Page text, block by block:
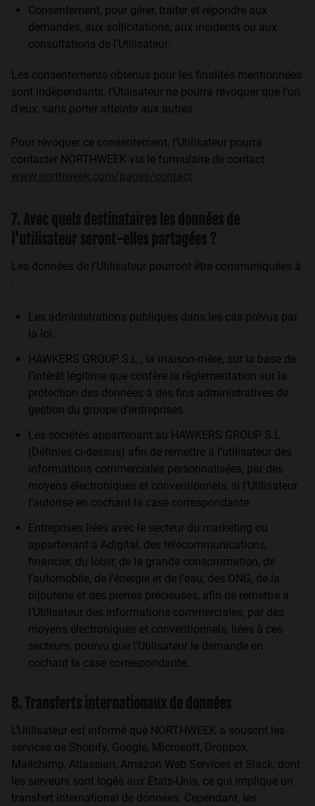
Consentement, pour gérer, traiter et répondre aux
demandes, aux sollicitations, aux incidents ou aux
consultations de l’Utilisateur.
Les consentements obtenus pour les finalités mentionnées
sont indépendants, l’Utilisateur ne pourra révoquer que l’un
d’eux, sans porter atteinte aux autres.
Pour révoquer ce consentement, l’Utilisateur pourra
contacter NORTHWEEK via le formulaire de contact :
www.northweek.com/pages/contact
7. Avec quels destinataires les données de
l’utilisateur seront-elles partagées ?
Les données de l’Utilisateur pourront être communiquées à
Les administrations publiques dans les cas prévus par
la loi.
HAWKERS GROUP S.L., la maison-mère, sur la base de
l’intérêt légitime que confère la règlementation sur la
protection des données à des fins administratives de
gestion du groupe d’entreprises.
Les sociétés appartenant au HAWKERS GROUP S.L.
(Définies ci-dessus) afin de remettre à l’utilisateur des
informations commerciales personnalisées, par des
moyens électroniques et conventionnels, si l’Utilisateur
l’autorise en cochant la case correspondante.
Entreprises liées avec le secteur du marketing ou
appartenant à Adigital, des télécommunications,
financier, du loisir, de la grande consommation, de
l’automobile, de l’énergie et de l’eau, des ONG, de la
bijouterie et des pierres précieuses, afin de remettre à
l’Utilisateur des informations commerciales, par des
moyens électroniques et conventionnels, liées à ces
secteurs, pourvu que l’Utilisateur le demande en
cochant la case correspondante.
8. Transferts internationaux de données
L’Utilisateur est informé que NORTHWEEK a souscrit les
services de Shopify, Google, Microsoft, Dropbox,
Mailchimp, Atlassian, Amazon Web Services et Slack, dont
les serveurs sont logés aux États-Unis, ce qui implique un
transfert international de données. Cependant, les